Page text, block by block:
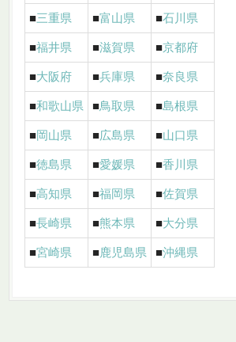
■三重県 ■富山県 ■石川県
■福井県 ■滋賀県 ■京都府
■大阪府 ■兵庫県 ■奈良県
■和歌山県 ■鳥取県 ■島根県
■岡山県 ■広島県 ■山口県
■徳島県 ■愛媛県 ■香川県
■高知県 ■福岡県 ■佐賀県
■長崎県 ■熊本県 ■大分県
■宮崎県 ■鹿児島県 ■沖縄県